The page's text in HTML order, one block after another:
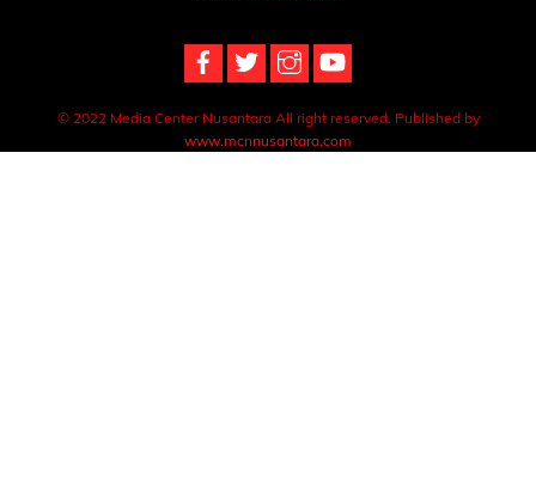
© 2022 Media Center Nusantara All right reserved. Published by
www.mcnnusantara.com